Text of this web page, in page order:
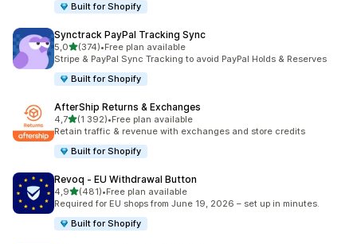
Built for Shopify
Synctrack PayPal Tracking Sync
5,0z 5 hvězd
(374)
Celkový počet recenzí: 374
•Free plan available
Stripe & PayPal Sync Tracking to avoid PayPal Holds & Reserves
Built for Shopify
AfterShip Returns & Exchanges
4,7z 5 hvězd
(1 392)
Celkový počet recenzí: 1392
•Free plan available
Retain traffic & revenue with exchanges and store credits
Built for Shopify
Revoq ‑ EU Withdrawal Button
4,9z 5 hvězd
(481)
Celkový počet recenzí: 481
•Free plan available
Required for EU shops from June 19, 2026 – set up in minutes.
Built for Shopify